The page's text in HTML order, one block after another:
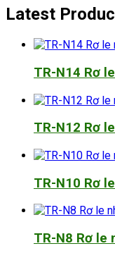
Latest
TR-N14 Rơ
TR-N12 Rơ
TR-N10 Rơ
TR-N8 Rơ le